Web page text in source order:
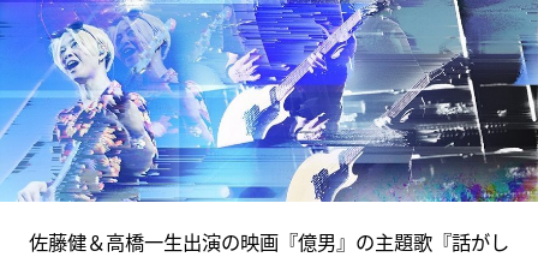
佐藤健＆高橋一生出演の映画『億男』の主題歌『話がし